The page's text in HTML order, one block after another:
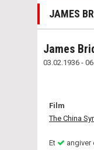
JAMES
James
03.02.1936 -
Film
The China
Et